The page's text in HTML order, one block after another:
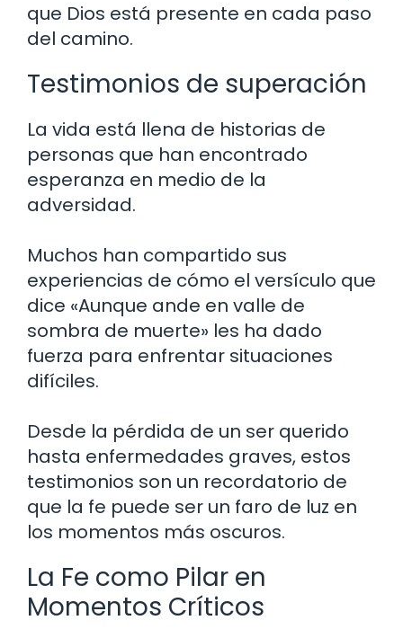
que Dios está presente en cada paso
del camino.
Testimonios de superación
La vida está llena de historias de
personas que han encontrado
esperanza en medio de la
adversidad.
Muchos han compartido sus
experiencias de cómo el versículo que
dice «Aunque ande en valle de
sombra de muerte» les ha dado
fuerza para enfrentar situaciones
difíciles.
Desde la pérdida de un ser querido
hasta enfermedades graves, estos
testimonios son un recordatorio de
que la fe puede ser un faro de luz en
los momentos más oscuros.
La Fe como Pilar en
Momentos Críticos